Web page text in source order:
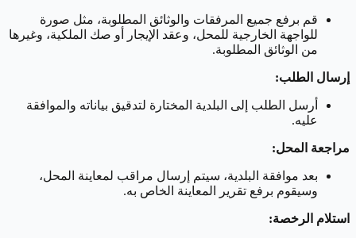
قم برفع جميع المرفقات والوثائق المطلوبة، مثل صورة
للواجهة الخارجية للمحل، وعقد الإيجار أو صك الملكية، وغيرها
من الوثائق المطلوبة.
إرسال الطلب:
أرسل الطلب إلى البلدية المختارة لتدقيق بياناته والموافقة
عليه.
مراجعة المحل:
بعد موافقة البلدية، سيتم إرسال مراقب لمعاينة المحل،
وسيقوم برفع تقرير المعاينة الخاص به.
استلام الرخصة: